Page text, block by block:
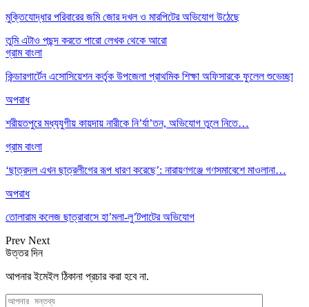
মুক্তিযোদ্ধার পরিবারের জমি জোর দখল ও মারপিটের অভিযোগ উঠেছে
তুমি এটাও পছন্দ করতে পারো লেখক থেকে আরো
গ্রাম বাংলা
কিন্ডারগার্টেন এসোসিয়েশন কর্তৃক উপজেলা প্রাথমিক শিক্ষা অফিসারকে ফুলেল শুভেচ্ছা
অপরাধ
শরীয়তপুরে মধ্যযুগীয় কায়দায় নারীকে নি’র্যা’তন, অভিযোগ তুলে নিতে…
গ্রাম বাংলা
‘ছাত্রদল এখন ছাত্রলীগের রূপ ধারণ করেছে’: নারায়ণগঞ্জে গণসমাবেশে মাওলানা…
অপরাধ
তোলারাম কলেজ ছাত্রাবাসে হা’মলা-লু’টপাটের অভিযোগ
Prev Next
উত্তর দিন
আপনার ইমেইল ঠিকানা প্রচার করা হবে না.